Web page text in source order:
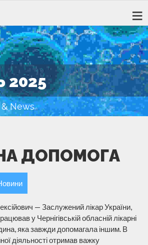
2025
News
ДОПОМОГА
— Заслужений лікар України,
у Чернігівській обласній лікарні
яка завжди допомагала іншим. В
діяльності отримав важку